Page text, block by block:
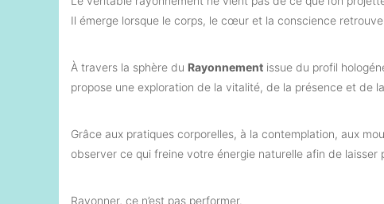
Il émerge lorsque le corps, le cœur et la conscience
À travers la sphère du Rayonnement issue du profil
propose une exploration de la vitalité, de la présence et de
Grâce aux pratiques corporelles, à la contemplation, aux
observer ce qui freine votre énergie naturelle afin de
Rayonner, ce n’est pas performer.